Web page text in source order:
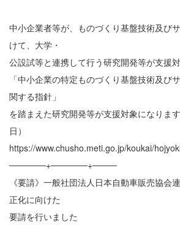
中小企業者等が、ものづくり基盤技術及び
けて、大学・
公設試等と連携して行う研究開発等が支援対
「中小企業の特定ものづくり基盤技術及び
関する指針」
を踏まえた研究開発等が支援対象になりま
日）
https://www.chusho.meti.go.jp/koukai/
──────+──────+────
《要請》一般社団法人日本自動車販売協会
正化に向けた
要請を行いました